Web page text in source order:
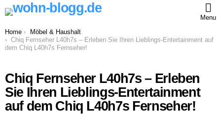
Menu
You are here:
Home
Möbel & Haushalt
Chiq Fernseher L40h7s – Erleben Sie Ihren Lieblings-Entertainment auf
dem Chiq L40h7s Fernseher!
Chiq Fernseher L40h7s – Erleben
Sie Ihren Lieblings-Entertainment
auf dem Chiq L40h7s Fernseher!